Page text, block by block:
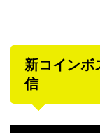
新コインボ
信